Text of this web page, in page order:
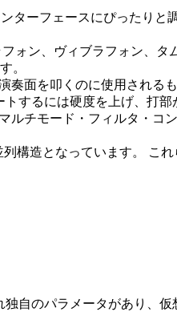
ターフェースにぴったり
ォン、ヴィブラフォン、タ
。
奏面を叩くのに使用される
するには硬度を上げ、打
ルチモード・フィルタ・コ
構造となっています。 こ
自のパラメータがあり、